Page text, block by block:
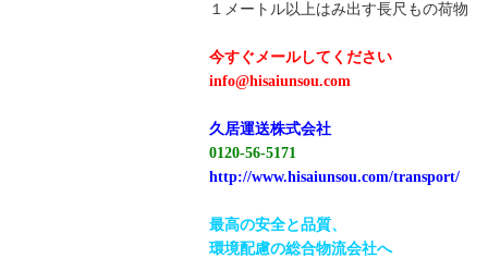
１メートル以上はみ出す長尺もの荷物
今すぐメールしてください
info@hisaiunsou.com
久居運送株式会社
0120-56-5171
http://www.hisaiunsou.com/transport/
最高の安全と品質、
環境配慮の総合物流会社へ